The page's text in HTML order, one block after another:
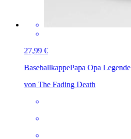
27,99 €
BaseballkappePapa Opa Legende
von The Fading Death